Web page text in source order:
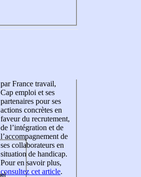
par France travail,
Cap emploi et ses
partenaires pour ses
actions concrètes en
faveur du recrutement,
de l’intégration et de
l’accompagnement de
ses collaborateurs en
situation de handicap.
Pour en savoir plus,
consultez cet article.